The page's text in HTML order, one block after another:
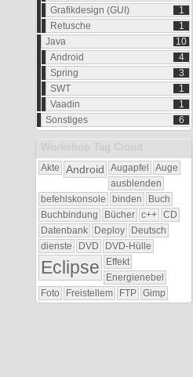
Grafikdesign (GUI)
1
Retusche
1
Java
10
Android
4
Spring
3
SWT
1
Vaadin
1
Sonstiges
6
Akte Android Augapfel
Auge
ausblenden
befehlskonsole
binden
Buch
Buchbindung
Bücher c++
CD
Datenbank
Deploy
Deutsch
dienste
DVD DVD-Hülle
Eclipse
Effekt
Energienebel
Foto
Freistellem FTP Gimp